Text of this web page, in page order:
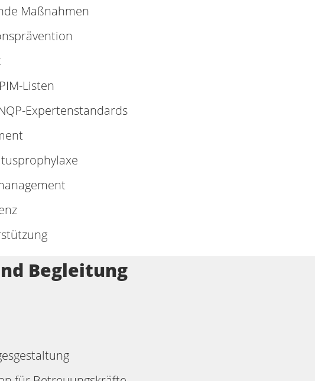
Maßnahmen
Listen
Expertenstandards
Begleitung